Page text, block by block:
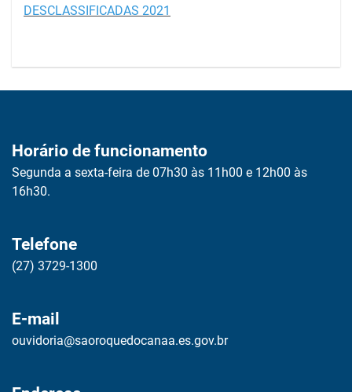
DESCLASSIFICADAS 2021
Horário de funcionamento
Segunda a sexta-feira de 07h30 às 11h00 e 12h00 às
16h30.
Telefone
(27) 3729-1300
E-mail
ouvidoria@saoroquedocanaa.es.gov.br